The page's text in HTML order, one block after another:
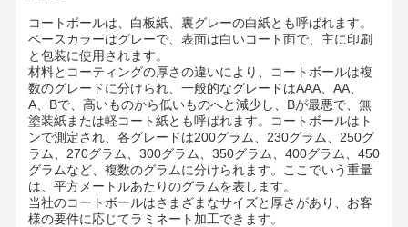
量の差 g ≤ 10g ≤ 10g ≤ 10g ≤ 12g ≤ 15g ≤ 20g
≤ 20g
水分範
囲
%
6.0-
6.5
6.0-
6.5
6.0-
6.0-
7.0-
8.0-
厚さ
μm
22.7-
24
26-
27.5
29-
30.5
35.3-
37
41-43 46.5-
48.5
53-55
厚さの
差
μm 1 1 1.2 1.5 2 2
2
白色度 %
≥78.5
平滑度
≥ 80
表面
吸水
性
正
g/m2
≤ 50
裏
面
40-80
コートボールは、白板紙、裏グレーの白紙とも呼ばれます。
ベースカラーはグレーで、表面は白いコート面で、主に印刷
と包装に使用されます。
材料とコーティングの厚さの違いにより、コートボールは複
数のグレードに分けられ、一般的なグレードはAAA、AA、
A、Bで、高いものから低いものへと減少し、Bが最悪で、無
塗装紙または軽コート紙とも呼ばれます。コートボールはト
ンで測定され、各グレードは200グラム、230グラム、250グ
ラム、270グラム、300グラム、350グラム、400グラム、450
グラムなど、複数のグラムに分けられます。ここでいう重量
は、平方メートルあたりのグラムを表します。
当社のコートボールはさまざまなサイズと厚さがあり、お客
様の要件に応じてラミネート加工できます。